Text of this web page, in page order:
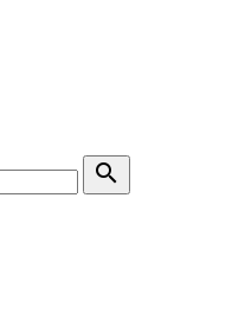
search